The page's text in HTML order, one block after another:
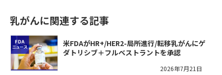
乳がんに関連する記事
米FDAがHR+/HER2-局所進行/転移乳がんにゲ
ダトリシブ＋フルベストラントを承認
2026年7月21日